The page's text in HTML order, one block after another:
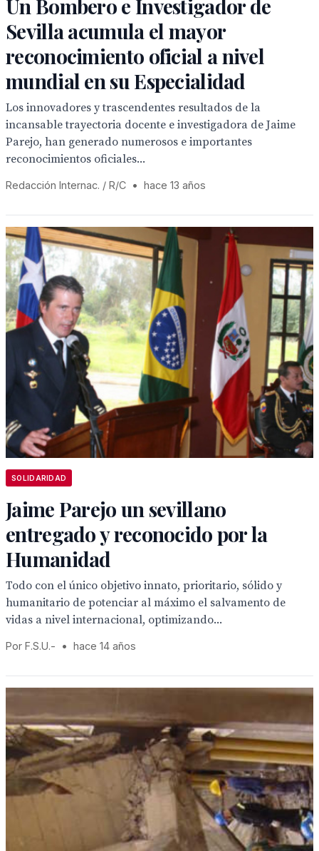
Un Bombero e Investigador de
Sevilla acumula el mayor
reconocimiento oficial a nivel
mundial en su Especialidad
Los innovadores y trascendentes resultados de la
incansable trayectoria docente e investigadora de Jaime
Parejo, han generado numerosos e importantes
reconocimientos oficiales...
Redacción Internac. / R/C • hace 13 años
SOLIDARIDAD
Jaime Parejo un sevillano
entregado y reconocido por la
Humanidad
Todo con el único objetivo innato, prioritario, sólido y
humanitario de potenciar al máximo el salvamento de
vidas a nivel internacional, optimizando...
Por F.S.U.- • hace 14 años